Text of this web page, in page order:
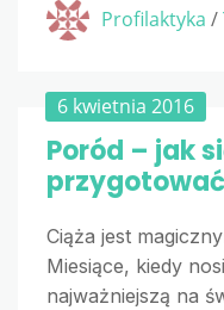
Profilaktyka /
6 kwietnia 2016
Poród – jak
Ciąża jest
Miesiące, kiedy
najważniejszą na